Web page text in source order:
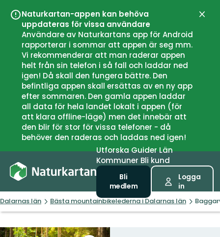
Naturkartan-appen kan behöva
uppdateras för vissa användare
Användare av Naturkartans app för Android
rapporterar i sommar att appen är seg mm.
Vi rekommenderar att man raderar appen
helt från sin telefon i så fall och laddar ned
igen! Då skall den fungera bättre. Den
befintliga appen skall ersättas av en ny app
efter sommaren. Den gamla appen laddar
all data för hela landet lokalt i appen (för
att klara offline-läge) men det innebär att
den blir för stor för vissa telefoner - då
behöver den raderas och laddas ned igen!
UtforskaGuiderLän
Kommuner Bli kund
Bli
medlem
Logga
in
Dalarnas län Bästa mountainbikelederna i Dalarnas län